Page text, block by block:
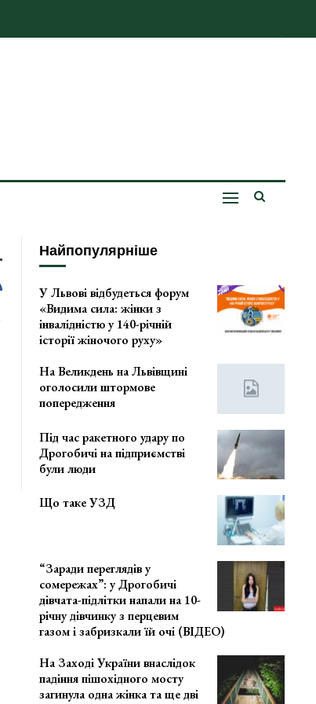
Найпопулярніше
У Львові відбудеться форум
«Видима сила: жінки з
інвалідністю у 140-річній
історії жіночого руху»
На Великдень на Львівщині
оголосили штормове
попередження
Під час ракетного удару по
Дрогобичі на підприємстві
були люди
Що таке УЗД
“Заради переглядів у
сомережах”: у Дрогобичі
дівчата-підлітки напали на 10-
річну дівчинку з перцевим
газом і забризкали їй очі (ВІДЕО)
На Заході України внаслідок
падіння пішохідного мосту
загинула одна жінка та ще дві